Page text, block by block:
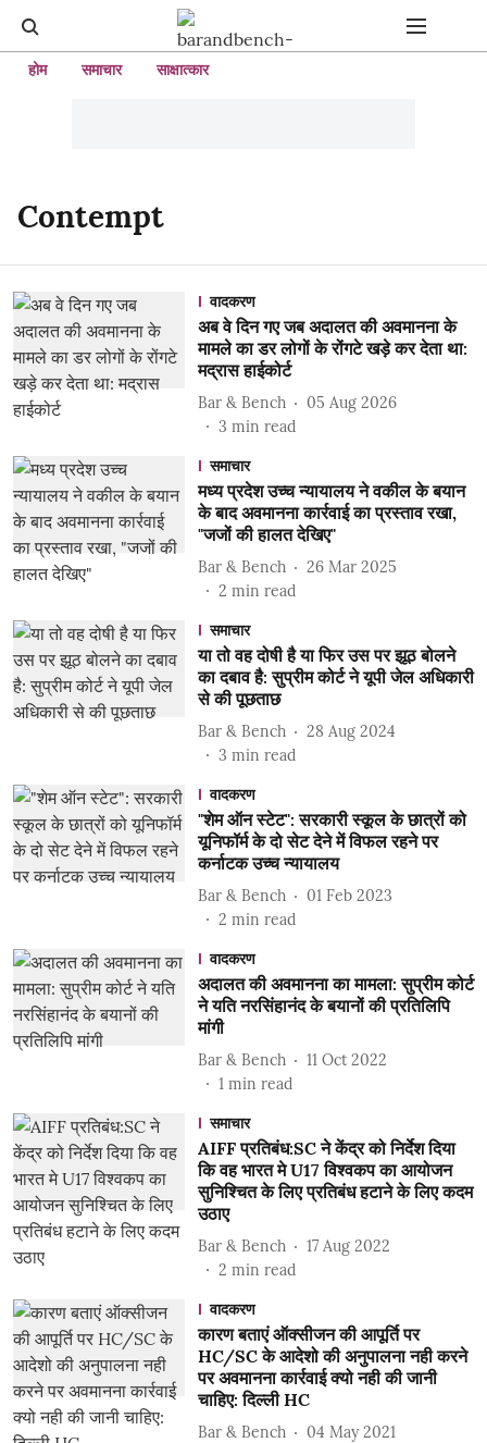
होम समाचार साक्षात्कार
Contempt
वादकरण
अब वे दिन गए जब अदालत की अवमानना ​​के
मामले का डर लोगों के रोंगटे खड़े कर देता था:
मद्रास हाईकोर्ट
Bar & Bench
05 Aug 2026
3 min read
समाचार
मध्य प्रदेश उच्च न्यायालय ने वकील के बयान
के बाद अवमानना ​​कार्रवाई का प्रस्ताव रखा,
"जजों की हालत देखिए"
Bar & Bench
26 Mar 2025
2 min read
समाचार
या तो वह दोषी है या फिर उस पर झूठ बोलने
का दबाव है: सुप्रीम कोर्ट ने यूपी जेल अधिकारी
से की पूछताछ
Bar & Bench
28 Aug 2024
3 min read
वादकरण
"शेम ऑन स्टेट": सरकारी स्कूल के छात्रों को
यूनिफॉर्म के दो सेट देने में विफल रहने पर
कर्नाटक उच्च न्यायालय
Bar & Bench
01 Feb 2023
2 min read
वादकरण
अदालत की अवमानना का मामला: सुप्रीम कोर्ट
ने यति नरसिंहानंद के बयानों की प्रतिलिपि
मांगी
Bar & Bench
11 Oct 2022
1 min read
समाचार
AIFF प्रतिबंध:SC ने केंद्र को निर्देश दिया
कि वह भारत मे U17 विश्वकप का आयोजन
सुनिश्चित के लिए प्रतिबंध हटाने के लिए कदम
उठाए
Bar & Bench
17 Aug 2022
2 min read
वादकरण
कारण बताएं ऑक्सीजन की आपूर्ति पर
HC/SC के आदेशो की अनुपालना नही करने
पर अवमानना कार्रवाई क्यो नही की जानी
चाहिए: दिल्ली HC
Bar & Bench
04 May 2021